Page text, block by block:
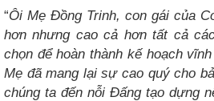
“Ôi Mẹ Đồng Trinh, con gái của
hơn nhưng cao cả hơn tất cả
chọn để hoàn thành kế hoạch
Mẹ đã mang lại sự cao quý cho
chúng ta đến nỗi Đấng tạo dựng